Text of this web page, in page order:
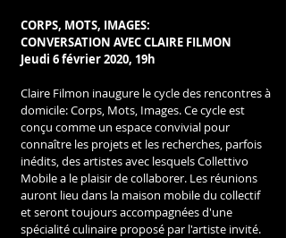
CORPS, MOTS, IMAGES:
CONVERSATION AVEC CLAIRE FILMON
Jeudi 6 février 2020, 19h
Claire Filmon inaugure le cycle des rencontres à
domicile: Corps, Mots, Images. Ce cycle est
conçu comme un espace convivial pour
connaître les projets et les recherches, parfois
inédits, des artistes avec lesquels Collettivo
Mobile a le plaisir de collaborer. Les réunions
auront lieu dans la maison mobile du collectif
et seront toujours accompagnées d'une
spécialité culinaire proposé par l'artiste invité.